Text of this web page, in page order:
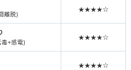
離脱)
★★★★☆
+感電)
★★★★☆
★★★★☆